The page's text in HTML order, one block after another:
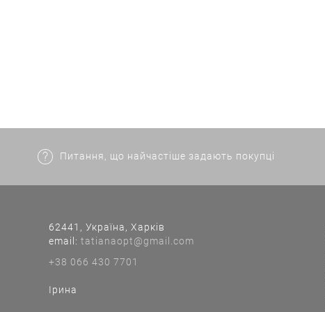
Питання, що найчастіше задають покупці
62441, Україна, Харків
еmail: tatianaopt@gmail.com
+38 066 430 7701
Ірина